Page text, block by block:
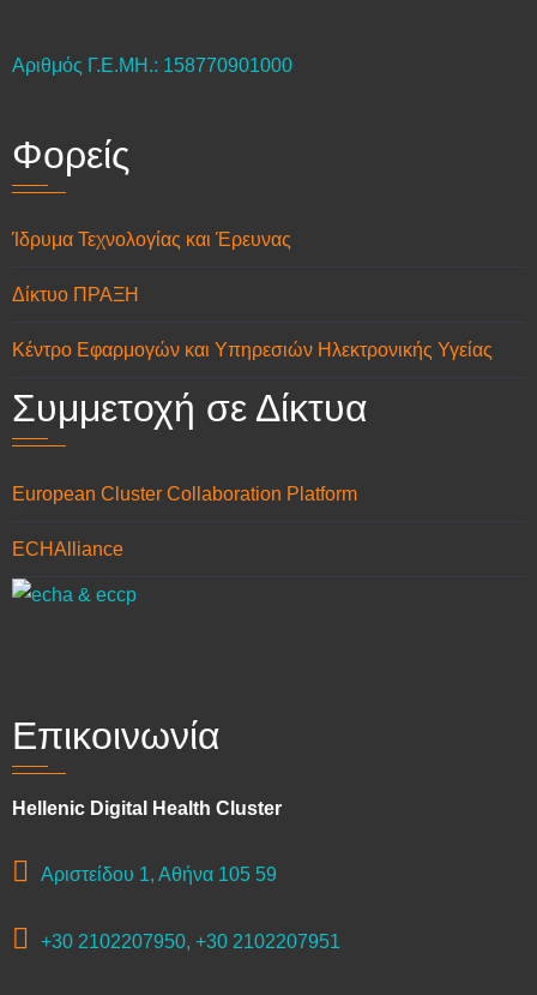
Αριθμός Γ.Ε.ΜΗ.: 158770901000
Φορείς
Ίδρυμα Τεχνολογίας και Έρευνας
Δίκτυο ΠΡΑΞΗ
Κέντρο Εφαρμογών και Υπηρεσιών Ηλεκτρονικής Υγείας
Συμμετοχή σε Δίκτυα
European Cluster Collaboration Platform
ECHAlliance
Επικοινωνία
Hellenic Digital Health Cluster
Αριστείδου 1, Αθήνα 105 59
+30 2102207950, +30 2102207951